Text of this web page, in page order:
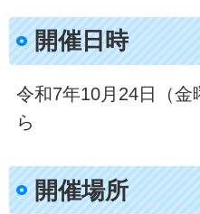
開催日時​
令和7年10月24日（
ら
開催場所